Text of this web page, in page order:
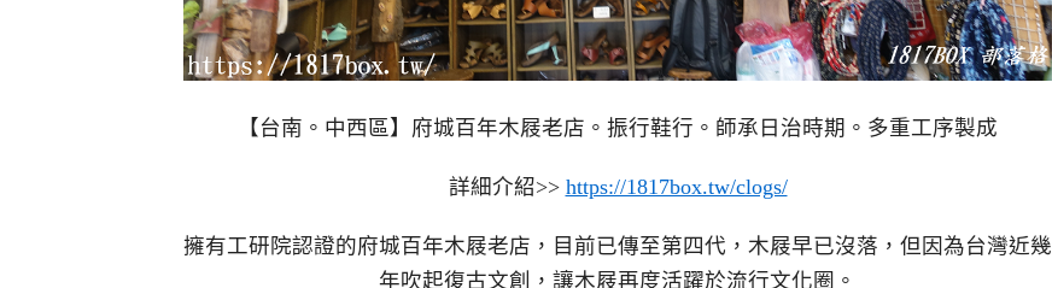
【台南。中西區】府城百年木屐老店。振行鞋行。師承日治時期。多重工序製成
詳細介紹>> https://1817box.tw/clogs/
擁有工研院認證的府城百年木屐老店，目前已傳至第四代，木屐早已沒落，但因為台灣近幾
年吹起復古文創，讓木屐再度活躍於流行文化圈。